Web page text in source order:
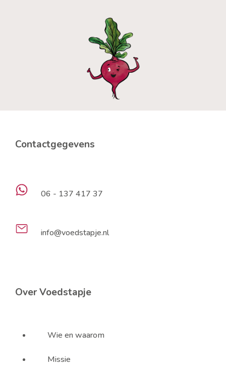
Contactgegevens
06 - 137 417 37
info@voedstapje.nl
Over Voedstapje
Wie en waarom
Missie